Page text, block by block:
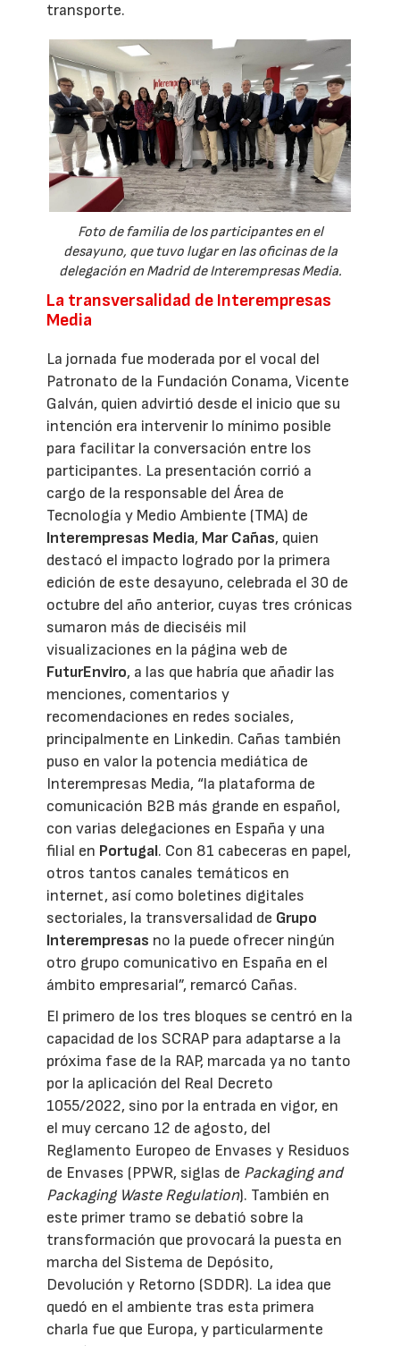
transporte.
Foto de familia de los participantes en el
desayuno, que tuvo lugar en las oficinas de la
delegación en Madrid de Interempresas Media.
La transversalidad de Interempresas
Media
La jornada fue moderada por el vocal del
Patronato de la Fundación Conama, Vicente
Galván, quien advirtió desde el inicio que su
intención era intervenir lo mínimo posible
para facilitar la conversación entre los
participantes. La presentación corrió a
cargo de la responsable del Área de
Tecnología y Medio Ambiente (TMA) de
Interempresas Media, Mar Cañas, quien
destacó el impacto logrado por la primera
edición de este desayuno, celebrada el 30 de
octubre del año anterior, cuyas tres crónicas
sumaron más de dieciséis mil
visualizaciones en la página web de
FuturEnviro, a las que habría que añadir las
menciones, comentarios y
recomendaciones en redes sociales,
principalmente en Linkedin. Cañas también
puso en valor la potencia mediática de
Interempresas Media, “la plataforma de
comunicación B2B más grande en español,
con varias delegaciones en España y una
filial en Portugal. Con 81 cabeceras en papel,
otros tantos canales temáticos en
internet, así como boletines digitales
sectoriales, la transversalidad de Grupo
Interempresas no la puede ofrecer ningún
otro grupo comunicativo en España en el
ámbito empresarial”, remarcó Cañas.
El primero de los tres bloques se centró en la
capacidad de los SCRAP para adaptarse a la
próxima fase de la RAP, marcada ya no tanto
por la aplicación del Real Decreto
1055/2022, sino por la entrada en vigor, en
el muy cercano 12 de agosto, del
Reglamento Europeo de Envases y Residuos
de Envases (PPWR, siglas de Packaging and
Packaging Waste Regulation). También en
este primer tramo se debatió sobre la
transformación que provocará la puesta en
marcha del Sistema de Depósito,
Devolución y Retorno (SDDR). La idea que
quedó en el ambiente tras esta primera
charla fue que Europa, y particularmente